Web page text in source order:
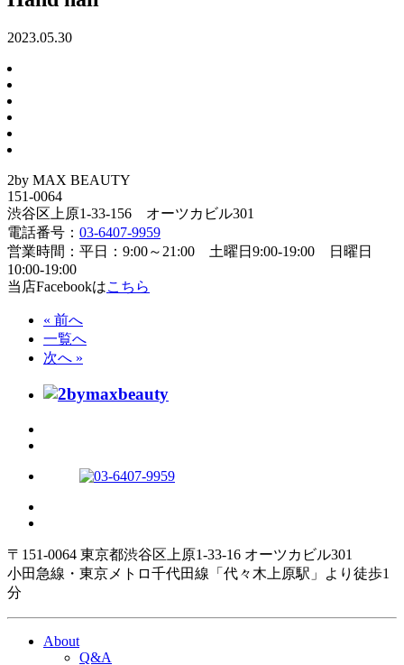
2023.05.30
2by MAX BEAUTY
151-0064
渋谷区上原1-33-156 オーツカビル301
電話番号： 03-6407-9959
営業時間：平日：9:00～21:00 土曜日9:00-19:00 日曜日
10:00-19:00
当店Facebookはこちら
« 前へ
一覧へ
次へ »
〒151-0064 東京都渋谷区上原1-33-16 オーツカビル301
小田急線・東京メトロ千代田線「代々木上原駅」より徒歩1
分
About
Q&A